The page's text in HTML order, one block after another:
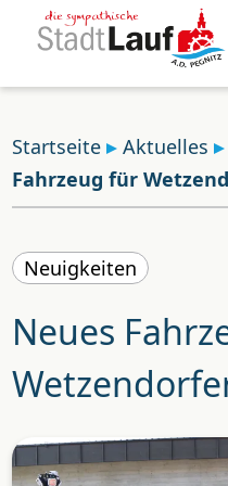
Startseite Aktuelles
Fahrzeug für
Neuigkeiten
Neues